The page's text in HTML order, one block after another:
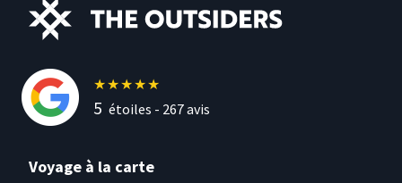
★★★★★
5 étoiles - 267avis
Voyage à la carte